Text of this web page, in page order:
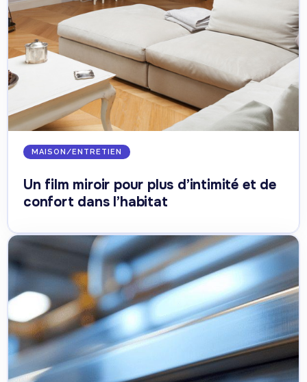
MAISON/ENTRETIEN
Un film miroir pour plus d’intimité et de
confort dans l’habitat